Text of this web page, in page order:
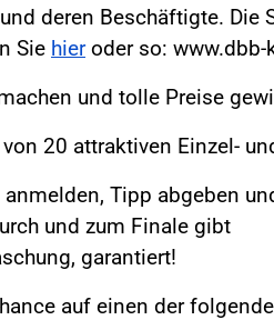
deren Beschäftigte. Die
Sie hieroder so: www.dbb-
und tolle Preise
20 attraktiven Einzel-
Tipp abgeben
und zum Finale gibt
garantiert!
auf einen der